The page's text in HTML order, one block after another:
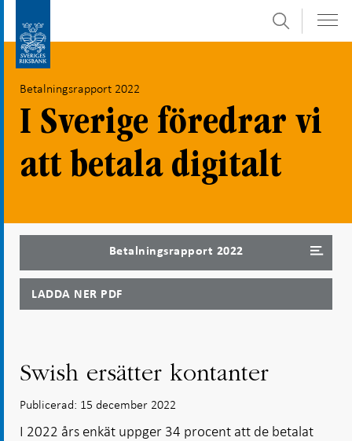
direkt
innehåll
undersidor
Sök
Betalningsrapport 2022
I Sverige föredrar vi
att betala digitalt
Betalningsrapport 2022
LADDA NER PDF
Swish ersätter kontanter
Publicerad: 15 december 2022
I 2022 års enkät uppger 34 procent att de betalat